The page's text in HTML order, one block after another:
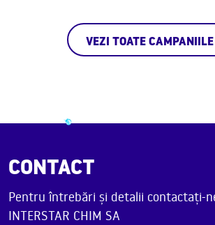
VEZI TOATE CAMPANIILE
CONTACT
Pentru întrebări și detalii contactați-
INTERSTAR CHIM SA